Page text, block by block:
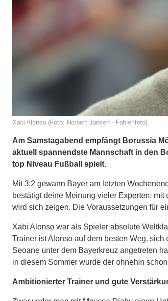
Xabi Alonso (Foto: Norbert Jansen - Fohlenfoto)
Am Samstagabend empfängt Borussia
aktuell spannendste Mannschaft in den
top Niveau Fußball spielt.
Mit 3:2 gewann Bayer am letzten
bestätigt deine Meinung vieler Experten:
wird sich zeigen. Die Voraussetzungen für
Xabi Alonso war als Spieler absolute
Trainer ist Alonso auf dem besten Weg,
Seoane unter dem Bayerkreuz angetreten
in diesem Sommer wurde der ohnehin
Ambitionierter Trainer und gute